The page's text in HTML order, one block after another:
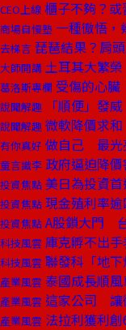
CEO上線 櫃子不夠？或
商場自慢塾 一種徹悟，
去梯言 琵琶結果？肩頭
大師開講 土耳其大繁
葛洛斯專欄 受傷的心臟
說聞解趣 「順便」發
說聞解趣 微軟降價求
有你真好 做自己 最光
童言識李 政府逼迫降價
投資焦點 美日為投資
投資焦點 現金殖利率
投資焦點 A股鎖大門
科技風雲 庫克孵不出
科技風雲 聯發科「地
產業風雲 泰國成長順
產業風雲 這家公司 讓
產業風雲 法拉利獲利